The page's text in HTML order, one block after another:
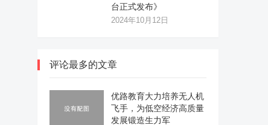
台正式发布》
2024年10月12日
评论最多的文章
优路教育大力培养无人机
飞手，为低空经济高质量
发展锻造生力军